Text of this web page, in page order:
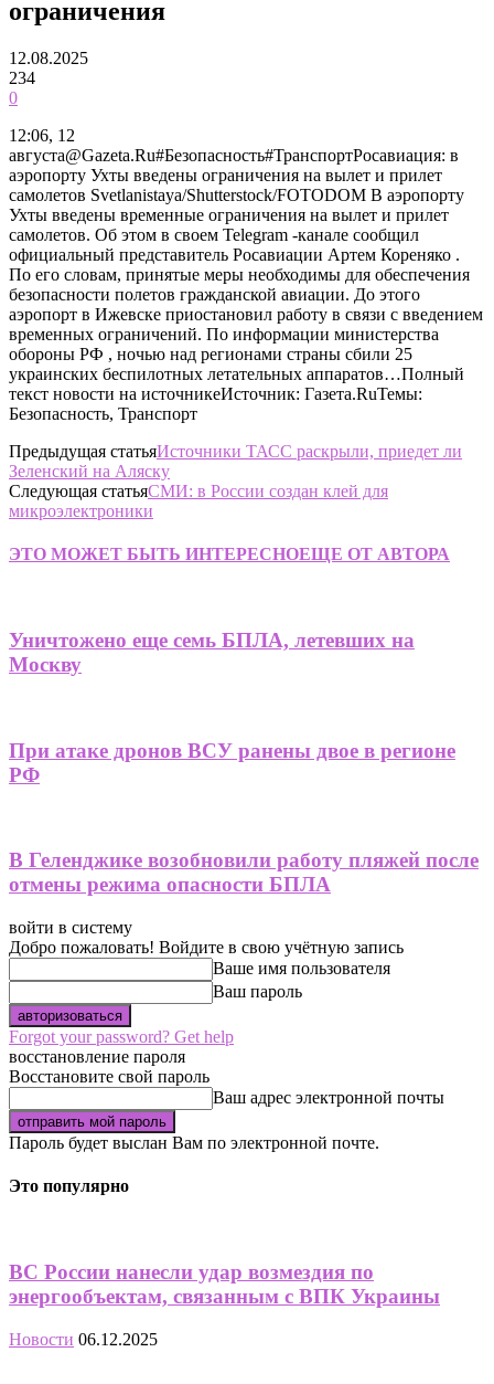
ограничения
12.08.2025
234
0
12:06, 12
августа@Gazeta.Ru#Безопасность#ТранспортРосавиация: в
аэропорту Ухты введены ограничения на вылет и прилет
самолетов Svetlanistaya/Shutterstock/FOTODOM В аэропорту
Ухты введены временные ограничения на вылет и прилет
самолетов. Об этом в своем Telegram -канале сообщил
официальный представитель Росавиации Артем Кореняко .
По его словам, принятые меры необходимы для обеспечения
безопасности полетов гражданской авиации. До этого
аэропорт в Ижевске приостановил работу в связи с введением
временных ограничений. По информации министерства
обороны РФ , ночью над регионами страны сбили 25
украинских беспилотных летательных аппаратов…Полный
текст новости на источникеИсточник: Газета.RuТемы:
Безопасность, Транспорт
Предыдущая статьяИсточники ТАСС раскрыли, приедет ли
Зеленский на Аляску
Следующая статьяСМИ: в России создан клей для
микроэлектроники
ЭТО МОЖЕТ БЫТЬ ИНТЕРЕСНОЕЩЕ ОТ АВТОРА
Уничтожено еще семь БПЛА, летевших на
Москву
При атаке дронов ВСУ ранены двое в регионе
РФ
В Геленджике возобновили работу пляжей после
отмены режима опасности БПЛА
войти в систему
Добро пожаловать! Войдите в свою учётную запись
Ваше имя пользователя
Ваш пароль
Forgot your password? Get help
восстановление пароля
Восстановите свой пароль
Ваш адрес электронной почты
Пароль будет выслан Вам по электронной почте.
Это популярно
ВС России нанесли удар возмездия по
энергообъектам, связанным с ВПК Украины
Новости 06.12.2025